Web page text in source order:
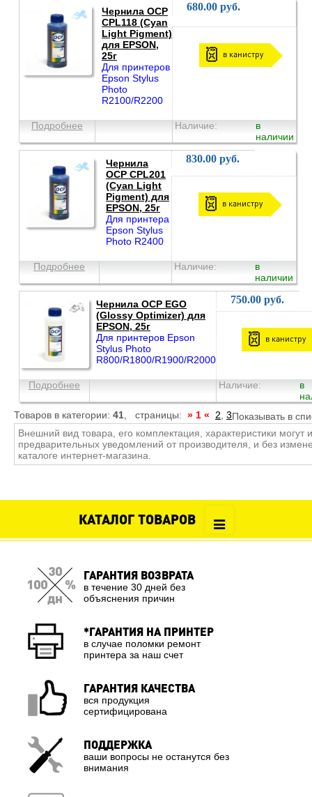
Чернила OCP
CPL118 (Cyan
Light Pigment)
для EPSON,
25г
Для принтеров
Epson Stylus
Photo
R2100/R2200
680.00 руб.
в канистру
Подробнее Наличие:
в
наличии
Чернила
OCP CPL201
(Cyan Light
Pigment) для
EPSON, 25г
Для принтера
Epson Stylus
Photo R2400
830.00 руб.
в канистру
Подробнее Наличие:
в
наличии
Чернила OCP EGO
(Glossy Optimizer) для
EPSON, 25г
Для принтеров Epson
Stylus Photo
R800/R1800/R1900/R2000
750.00 руб.
в канистру
Подробнее Наличие:
в
Товаров в категории: 41 , страницы: » 1 « 2 3Показывать в
Внешний вид товара, его комплектация, характеристики могут
предварительных уведомлений от производителя, и без
каталоге интернет-магазина.
КАТАЛОГ ТОВАРОВ
ГАРАНТИЯ ВОЗВРАТА
в течение 30 дней без
объяснения причин
*ГАРАНТИЯ НА ПРИНТЕР
в случае поломки ремонт
принтера за наш счет
ГАРАНТИЯ КАЧЕСТВА
вся продукция
сертифицирована
ПОДДЕРЖКА
ваши вопросы не останутся без
внимания